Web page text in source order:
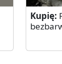
Kupię: